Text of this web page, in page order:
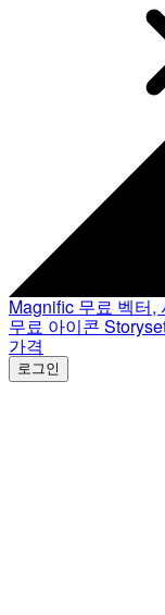
Magnific 무료 벡터,
무료 아이콘
가격
로그인